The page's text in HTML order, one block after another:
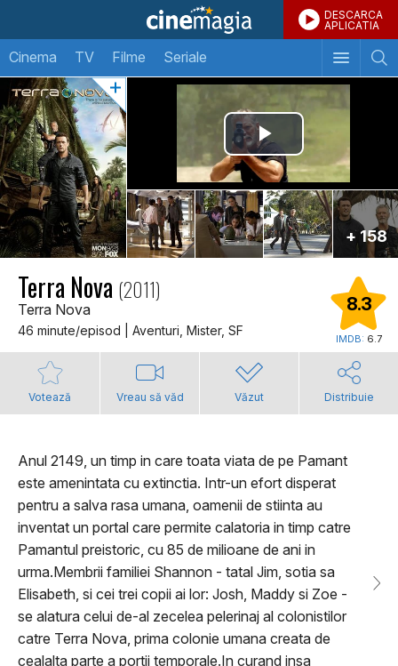
DESCARCA
APLICATIA
Cinema TV Filme Seriale
+ 158
Terra Nova (2011)
Terra Nova
46 minute/episod | Aventuri, Mister, SF
8.3
IMDB: 6.7
Votează Vreau să văd Văzut Distribuie
Anul 2149, un timp in care toata viata de pe Pamant
este amenintata cu extinctia. Intr-un efort disperat
pentru a salva rasa umana, oamenii de stiinta au
inventat un portal care permite calatoria in timp catre
Pamantul preistoric, cu 85 de milioane de ani in
urma.Membrii familiei Shannon - tatal Jim, sotia sa
Elisabeth, si cei trei copii ai lor: Josh, Maddy si Zoe -
se alatura celui de-al zecelea pelerinaj al colonistilor
catre Terra Nova, prima colonie umana creata de
cealalta parte a portii temporale.In curand insa